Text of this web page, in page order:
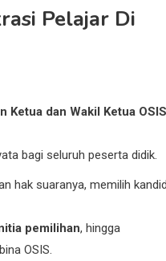
Pelajar Di
Ketua dan Wakil Ketua OSIS
bagi seluruh peserta didik.
hak suaranya, memilih
pemilihan, hingga
OSIS.